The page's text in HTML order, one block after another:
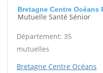
Bretagne Centre Océans
Mutuelle Santé Sénior
Département: 35
mutuelles
Bretagne Centre Océans